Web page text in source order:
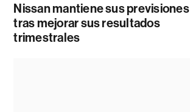
Nissan mantiene sus previsiones
tras mejorar sus resultados
trimestrales